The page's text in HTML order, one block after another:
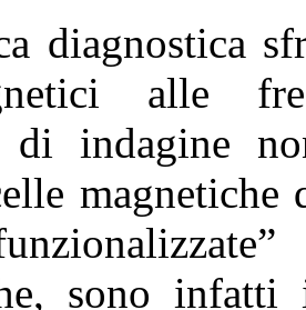
diagnostica
alle
di indagine
magnetiche
sono